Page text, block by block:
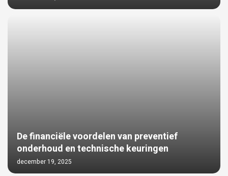
De financiële voordelen van preventief
onderhoud en technische keuringen
december 19, 2025